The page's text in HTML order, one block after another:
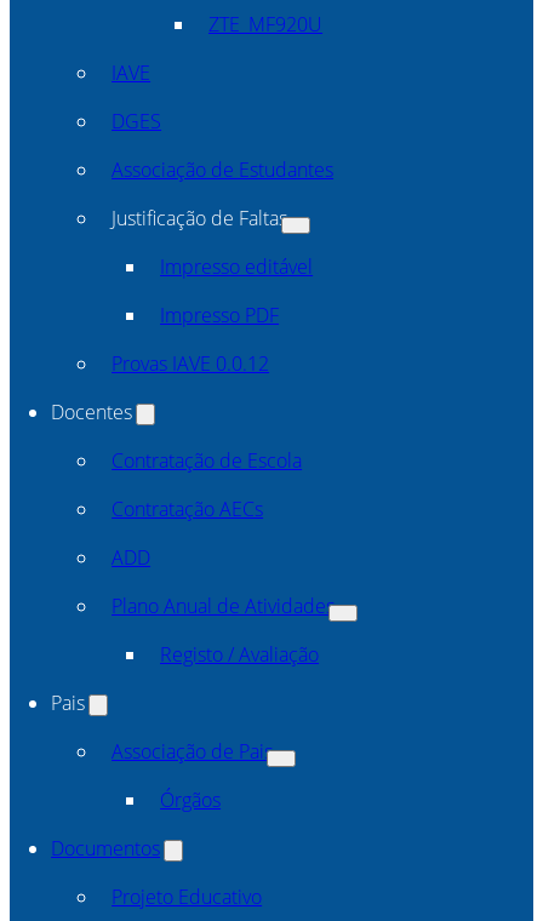
ZTE_MF920U
IAVE
DGES
Associação de Estudantes
Justificação de Faltas
Impresso editável
Impresso PDF
Provas IAVE 0.0.12
Docentes
Contratação de Escola
Contratação AECs
ADD
Plano Anual de Atividades
Registo / Avaliação
Pais
Associação de Pais
Órgãos
Documentos
Projeto Educativo